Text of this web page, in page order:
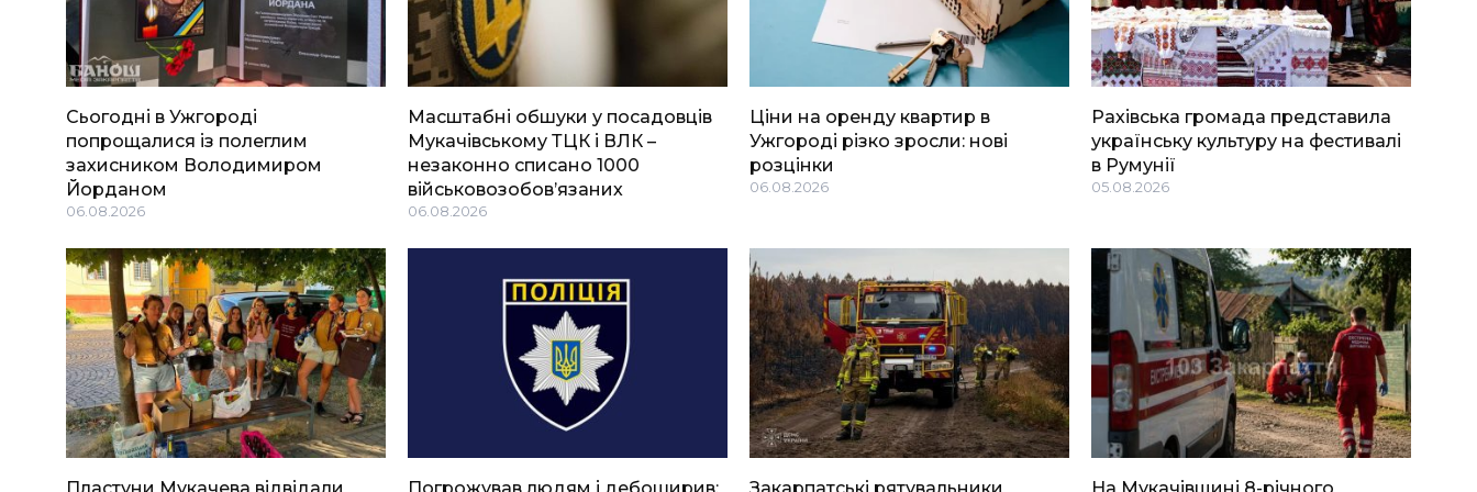
Сьогодні в Ужгороді
попрощалися із полеглим
захисником Володимиром
Йорданом
06.08.2026
Масштабні обшуки у посадовців
Мукачівському ТЦК і ВЛК –
незаконно списано 1000
військовозобов’язаних
06.08.2026
Ціни на оренду квартир в
Ужгороді різко зросли: нові
розцінки
06.08.2026
Рахівська громада представила
українську культуру на фестивалі
в Румунії
05.08.2026
Пластуни Мукачева відвідали Погрожував людям і дебоширив: Закарпатські рятувальники На Мукачівщині 8-річного